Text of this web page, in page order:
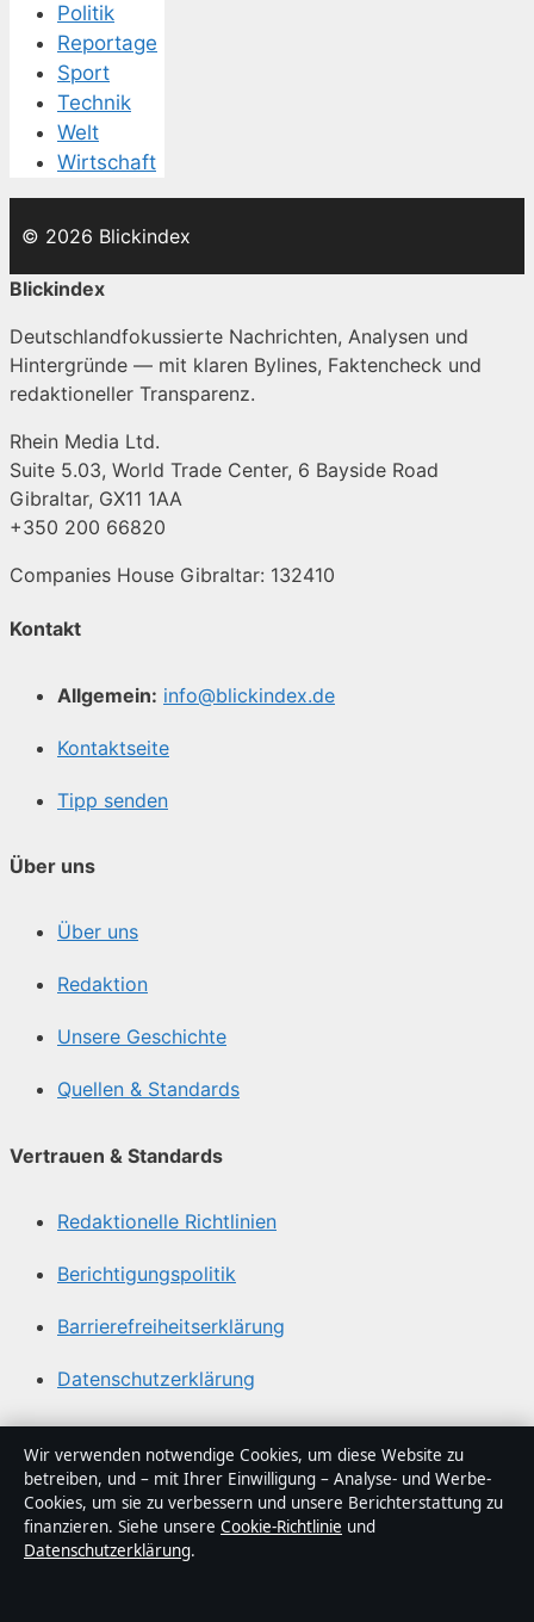
Politik
Reportage
Sport
Technik
Welt
Wirtschaft
© 2026 Blickindex
Blickindex
Deutschlandfokussierte Nachrichten, Analysen und
Hintergründe — mit klaren Bylines, Faktencheck und
redaktioneller Transparenz.
Rhein Media Ltd.
Suite 5.03, World Trade Center, 6 Bayside Road
Gibraltar, GX11 1AA
+350 200 66820
Companies House Gibraltar: 132410
Kontakt
Allgemein: info@blickindex.de
Kontaktseite
Tipp senden
Über uns
Über uns
Redaktion
Unsere Geschichte
Quellen & Standards
Vertrauen & Standards
Redaktionelle Richtlinien
Berichtigungspolitik
Barrierefreiheitserklärung
Datenschutzerklärung
Über Blickindex in Kürze
Blickindex ist ein unabhängiger digitaler
Nachrichtenanbieter mit Fokus auf Politik, Wirtschaft,
Technik und Gesellschaft in Deutschland. Jeder Artikel
Wir verwenden notwendige Cookies, um diese Website zu
betreiben, und – mit Ihrer Einwilligung – Analyse- und Werbe-
Cookies, um sie zu verbessern und unsere Berichterstattung zu
finanzieren. Siehe unsere Cookie-Richtlinie und
Datenschutzerklärung.